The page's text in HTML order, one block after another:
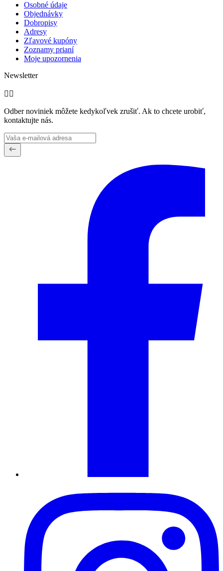
Osobné údaje
Objednávky
Dobropisy
Adresy
Zľavové kupóny
Zoznamy prianí
Moje upozornenia
Newsletter
 
Odber noviniek môžete kedykoľvek zrušiť. Ak to chcete urobiť,
kontaktujte nás.